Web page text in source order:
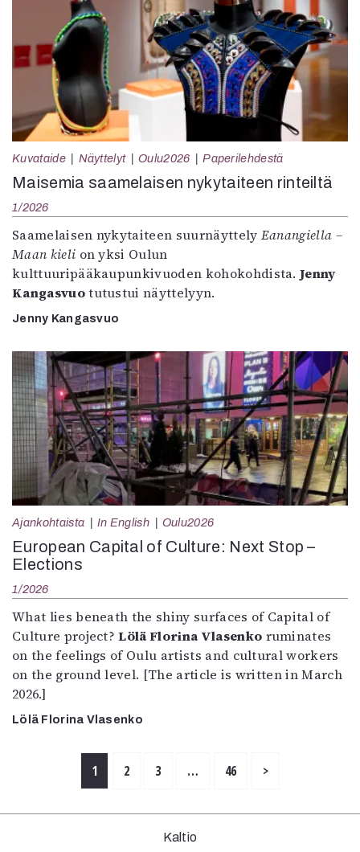
Kuvataide Näyttelyt Oulu2026 Paperilehdestä
Maisemia saamelaisen nykytaiteen rinteiltä
1/2026
Saamelaisen nykytaiteen suurnäyttely Eanangiella –
Maan kieli on yksi Oulun
kulttuuripääkaupunkivuoden kohokohdista.Jenny
Kangasvuotutustui näyttelyyn.
Jenny Kangasvuo
Ajankohtaista In English Oulu2026
European Capital of Culture: Next Stop –
Elections
1/2026
What lies beneath the shiny surfaces of Capital of
Culture project?Lölä Florina Vlasenko ruminates
on the feelings of Oulu artists and cultural workers
on the ground level. [The article is written in March
2026.]
Lölä Florina Vlasenko
1 2 3 … 46 >
Kaltio